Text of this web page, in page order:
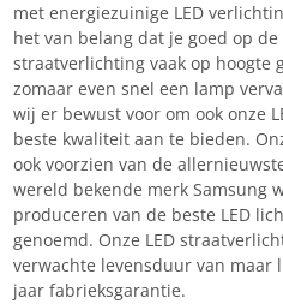
met energiezuinige LED
het van belang dat je goed op
straatverlichting vaak op hoogte
zomaar even snel een lamp
wij er bewust voor om ook onze
beste kwaliteit aan te bieden.
ook voorzien van de
wereld bekende merk Samsung
produceren van de beste LED
genoemd. Onze LED
verwachte levensduur van maar
jaar fabrieksgarantie.